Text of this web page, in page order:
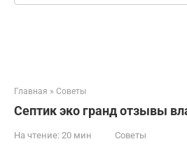
Главная » Советы
Септик эко гранд отзывы
На чтение: 20 мин Советы